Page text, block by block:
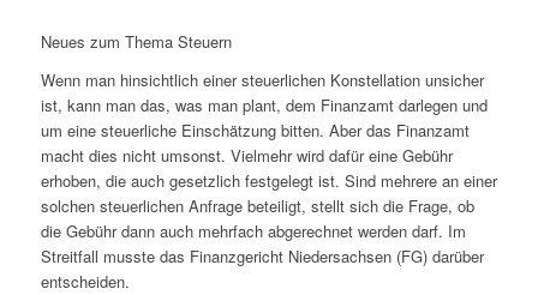
Neues zum Thema Steuern
Wenn man hinsichtlich einer steuerlichen Konstellation unsicher
ist, kann man das, was man plant, dem Finanzamt darlegen und
um eine steuerliche Einschätzung bitten. Aber das Finanzamt
macht dies nicht umsonst. Vielmehr wird dafür eine Gebühr
erhoben, die auch gesetzlich festgelegt ist. Sind mehrere an einer
solchen steuerlichen Anfrage beteiligt, stellt sich die Frage, ob
die Gebühr dann auch mehrfach abgerechnet werden darf. Im
Streitfall musste das Finanzgericht Niedersachsen (FG) darüber
entscheiden.